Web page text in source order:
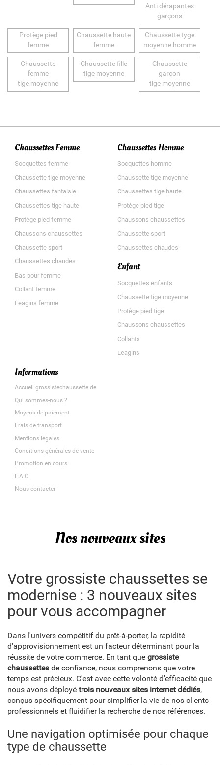
Anti dérapantes
garçons
Protège pied
femme
Chaussette haute
femme
Chaussette tyge
moyenne homme
Chaussette
femme
tige moyenne
Chaussette fille
tige moyenne
Chaussette
garçon
tige moyenne
Chaussettes Femme
Socquettes femme
Chaussette tige moyenne
Chaussettes fantaisie
Chaussettes tige haute
Protège pied femme
Chaussons chaussettes
Chaussette sport
Chaussettes chaudes
Bas pour femme
Collant femme
Leagins femme
Chaussettes Homme
Socquettes homme
Chaussette tige moyenne
Chaussettes tige haute
Protège pied tige
Chaussons chaussettes
Chaussette sport
Chaussettes chaudes
Enfant
Socquettes enfants
Chaussette tige moyenne
Protège pied tige
Chaussons chaussettes
Collants
Leagins
Informations
Accueil grossistechaussette.de
Qui sommes-nous ?
Moyens de paiement
Frais de transport
Mentions légales
Conditions générales de vente
Promotion en cours
F.A.Q.
Nous contacter
Nos nouveaux sites
Votre grossiste chaussettes se
modernise : 3 nouveaux sites
pour vous accompagner
Dans l'univers compétitif du prêt-à-porter, la rapidité
d'approvisionnement est un facteur déterminant pour la
réussite de votre commerce. En tant que grossiste
chaussettes de confiance, nous comprenons que votre
temps est précieux. C'est avec cette volonté d'efficacité que
nous avons déployé trois nouveaux sites internet dédiés,
conçus spécifiquement pour simplifier la vie de nos clients
professionnels et fluidifier la recherche de nos références.
Une navigation optimisée pour chaque
type de chaussette